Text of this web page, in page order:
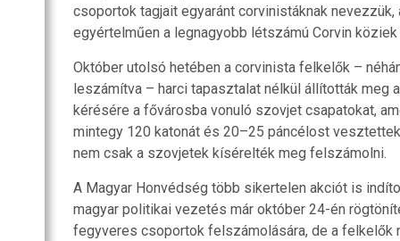
csoportok tagjait egyaránt corvinistáknak
egyértelműen a legnagyobb létszámú Corvin
Október utolsó hetében a corvinista felkelők –
leszámítva – harci tapasztalat nélkül állították meg
kérésére a fővárosba vonuló szovjet csapatokat,
mintegy 120 katonát és 20–25 páncélost
nem csak a szovjetek kísérelték meg felszámolni.
A Magyar Honvédség több sikertelen akciót is
magyar politikai vezetés már október 24-én
fegyveres csoportok felszámolására, de a felkelők